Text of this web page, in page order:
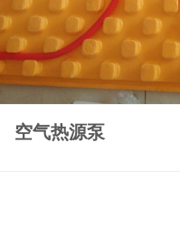
空气热源泵